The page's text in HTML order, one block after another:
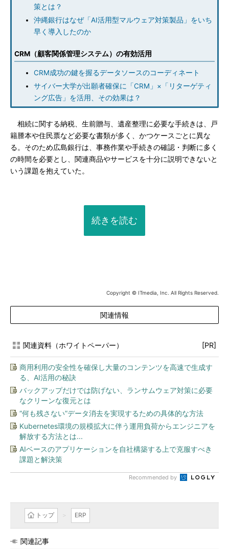
策とは？
沖縄銀行はなぜ「AI活用型マルウェア対策製品」をいち
早く導入したのか
CRM（顧客関係管理システム）の有効活用
CRM成功の鍵を握るデータソースのコーディネート
サイバー大学が出願者確保に「CRM」×「リターゲティ
ング広告」を活用、その効果は？
相続に関する納税、生前贈与、遺産整理に必要な手続きは、戸
籍謄本や住民票など必要な書類が多く、かつケースごとに異な
る。そのため広島銀行は、事務作業や手続きの確認・判断に多く
の時間を必要とし、関連商品やサービスを十分に説明できないと
いう課題を抱えていた。
続きを読む
Copyright © ITmedia, Inc. All Rights Reserved.
関連情報
関連資料（ホワイトペーパー） [PR]
商用利用の安全性を確保し大量のコンテンツを高速で生成す
る、AI活用の秘訣
バックアップだけでは防げない、ランサムウェア対策に必要
なクリーンな復元とは
“何も残さない”データ消去を実現するための具体的な方法
Kubernetes環境の規模拡大に伴う運用負荷からエンジニアを
解放する方法とは...
AIベースのアプリケーションを自社構築する上で克服すべき
課題と解決策
Recommended by
トップ ERP
関連記事